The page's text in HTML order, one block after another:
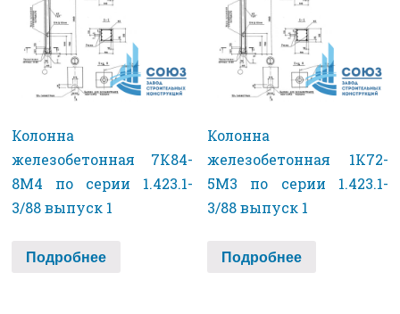
Колонна
железобетонная 7К84-
8М4 по серии 1.423.1-
3/88 выпуск 1
Подробнее
Колонна
железобетонная 1К72-
5М3 по серии 1.423.1-
3/88 выпуск 1
Подробнее